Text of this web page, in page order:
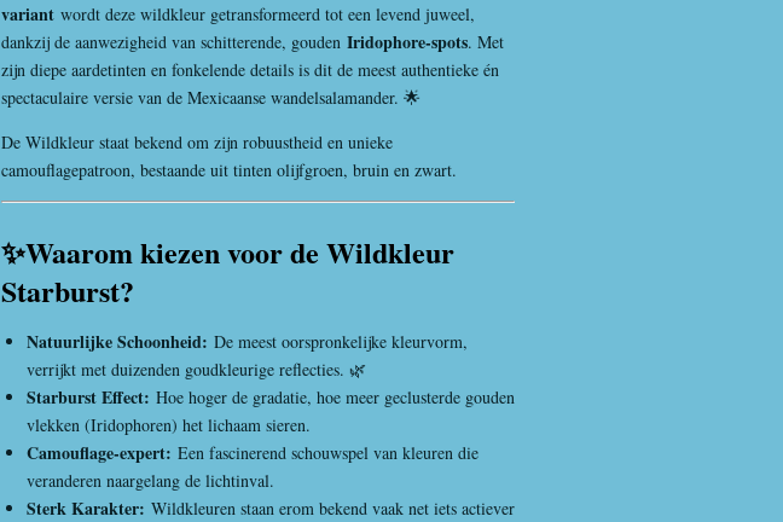
variant wordt deze wildkleur getransformeerd tot een levend juweel,
dankzij de aanwezigheid van schitterende, gouden Iridophore-spots. Met
zijn diepe aardetinten en fonkelende details is dit de meest authentieke én
spectaculaire versie van de Mexicaanse wandelsalamander. 🌟
De Wildkleur staat bekend om zijn robuustheid en unieke
camouflagepatroon, bestaande uit tinten olijfgroen, bruin en zwart.
✨Waarom kiezen voor de Wildkleur
Starburst?
Natuurlijke Schoonheid: De meest oorspronkelijke kleurvorm,
verrijkt met duizenden goudkleurige reflecties. 🌿
Starburst Effect: Hoe hoger de gradatie, hoe meer geclusterde gouden
vlekken (Iridophoren) het lichaam sieren.
Camouflage-expert: Een fascinerend schouwspel van kleuren die
veranderen naargelang de lichtinval.
Sterk Karakter: Wildkleuren staan erom bekend vaak net iets actiever